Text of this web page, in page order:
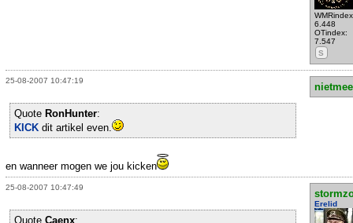
6.448
OTindex:
7.547
S
25-08-2007 10:47:19
Quote RonHunter:
KICK dit artikel even.
en wanneer mogen we jou kicken
25-08-2007 10:47:49
Erelid
Quote Caenx: